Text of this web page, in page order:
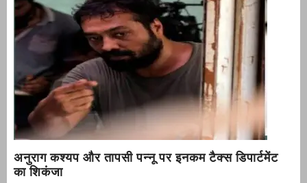
अनुराग कश्यप और तापसी पन्नू पर इनकम टैक्स डिपार्टमेंट
का शिकंजा